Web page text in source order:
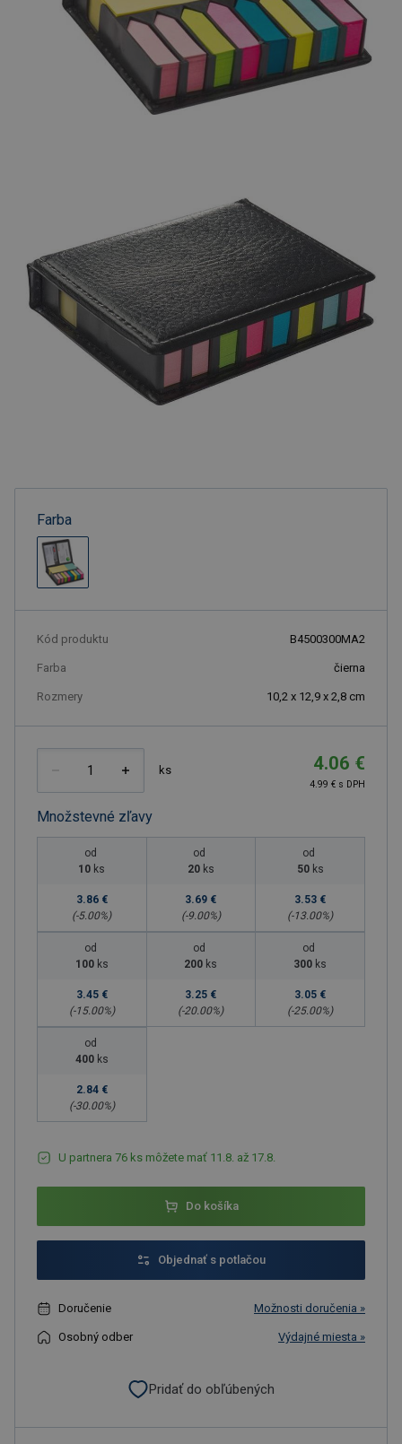
Farba
Kód produktu B4500300MA2
Farba čierna
Rozmery 10,2 x 12,9 x 2,8 cm
ks 4.06 €
4.99 € s DPH
Množstevné zľavy
od
10 ks
3.86 €
(-5.00%)
od
20 ks
3.69 €
(-9.00%)
od
50 ks
3.53 €
(-13.00%)
od
100 ks
3.45 €
(-15.00%)
od
200 ks
3.25 €
(-20.00%)
od
300 ks
3.05 €
(-25.00%)
od
400 ks
2.84 €
(-30.00%)
U partnera 76 ks môžete mať 11.8. až 17.8.
Do košíka
Objednať s potlačou
Doručenie Možnosti doručenia »
Osobný odber Výdajné miesta »
Pridať do obľúbených